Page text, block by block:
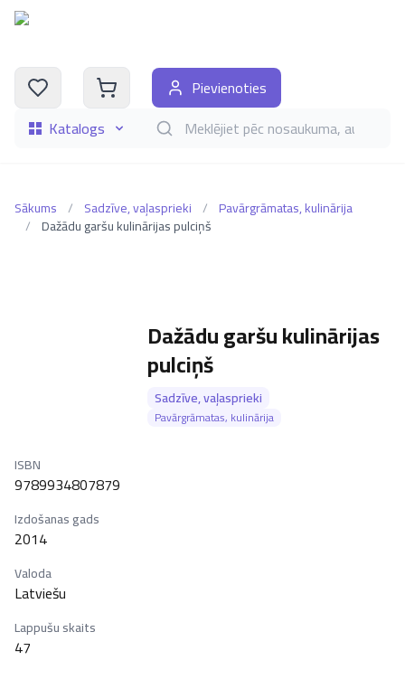
Katalogs Meklēt grāmatas pēc nosaukuma, autora,
Pievienoties
Sākums / Sadzīve, vaļasprieki / Pavārgrāmatas, kulinārija
/ Dažādu garšu kulinārijas pulciņš
Dažādu garšu kulinārijas
pulciņš
Sadzīve, vaļasprieki
Pavārgrāmatas, kulinārija
ISBN
9789934807879
Izdošanas gads
2014
Valoda
Latviešu
Lappušu skaits
47